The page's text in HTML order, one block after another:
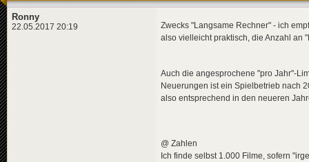
Ronny
22.05.2017 20:19
Zwecks "Langsame Rechner" - ich
also vielleicht praktisch, die Anzahl an
Auch die angesprochene "pro Jahr"-
Neuerungen ist ein Spielbetrieb nach
also entsprechend in den neueren
@ Zahlen
Ich finde selbst 1.000 Filme, sofern